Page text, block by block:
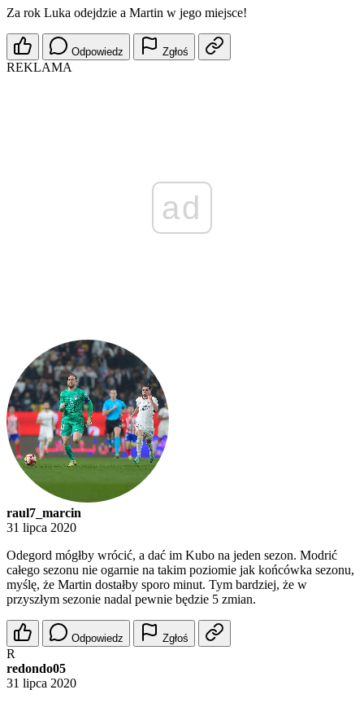
Za rok Luka odejdzie a Martin w jego miejsce!
Odpowiedz Zgłoś
REKLAMA
ad
raul7_marcin
31 lipca 2020
Odegord mógłby wrócić, a dać im Kubo na jeden sezon. Modrić
całego sezonu nie ogarnie na takim poziomie jak końcówka sezonu,
myślę, że Martin dostałby sporo minut. Tym bardziej, że w
przyszłym sezonie nadal pewnie będzie 5 zmian.
Odpowiedz Zgłoś
R
redondo05
31 lipca 2020